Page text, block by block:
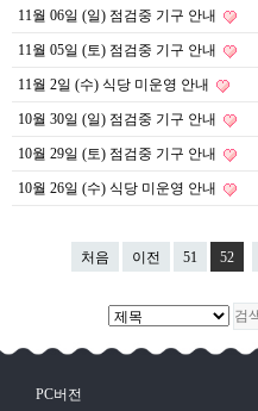
11월 06일 (일) 점검중 기구 안내
11월 05일 (토) 점검중 기구 안내
11월 2일 (수) 식당 미운영 안내
10월 30일 (일) 점검중 기구 안내
10월 29일 (토) 점검중 기구 안내
10월 26일 (수) 식당 미운영 안내
처음 이전 51 52
PC버전